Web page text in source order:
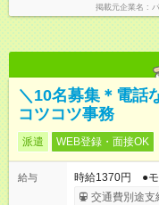
掲載元企業名
＼10名募集＊電話
コツコツ事務
派遣 WEB登録・面接OK
給与
時給1370円 ●モ
交通費別途支